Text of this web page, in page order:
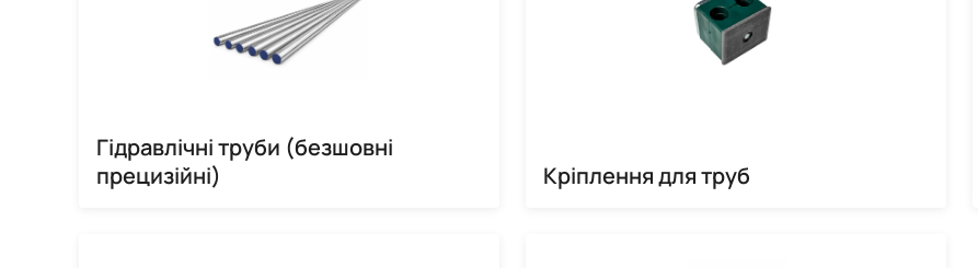
Гідравлічні труби (безшовні
прецизійні)
Кріплення для труб